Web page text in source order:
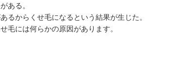
ある。
るからくせ毛になるという結果が生じた。
毛には何らかの原因があります。